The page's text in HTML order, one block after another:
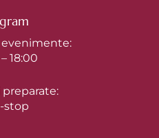
evenimente:
18:00
stop